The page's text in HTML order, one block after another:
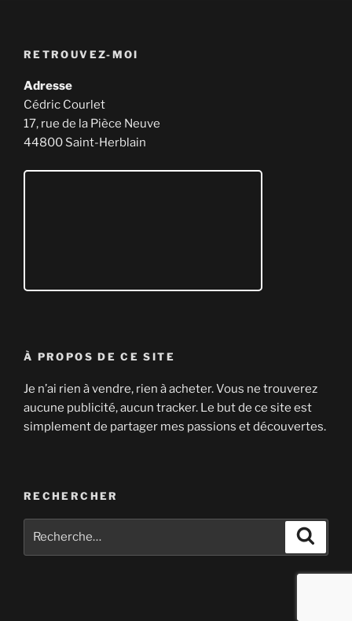
RETROUVEZ-MOI
Adresse
Cédric Courlet
17, rue de la Pièce Neuve
44800 Saint-Herblain
À PROPOS DE CE SITE
Je n’ai rien à vendre, rien à acheter. Vous ne trouverez
aucune publicité, aucun tracker. Le but de ce site est
simplement de partager mes passions et découvertes.
RECHERCHER